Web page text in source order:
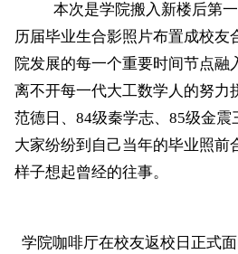
本次是学院搬入新楼后第
历届毕业生合影照片布置成校友
院发展的每一个重要时间节点融
离不开每一代大工数学人的努力
范德日、 84级秦学志、 85级金震
大家纷纷到自己当年的毕业照前
样子想起曾经的往事。
学院咖啡厅在校友返校日正式